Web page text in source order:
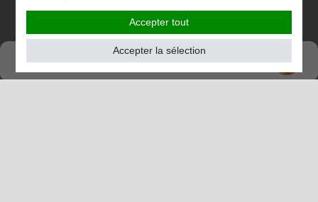
Accepter tout
Accepter la sélection
SEHR GUT